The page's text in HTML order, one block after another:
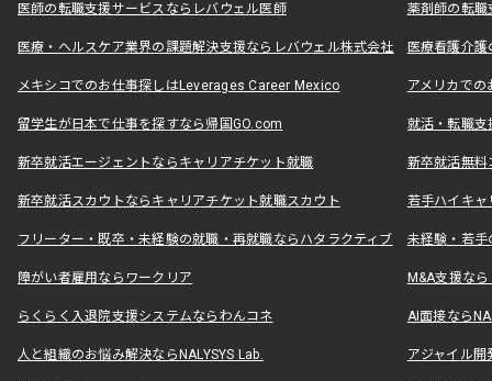
医師の転職支援サービスならレバウェル医師 薬剤師の転
医療・ヘルスケア業界の課題解決支援ならレバウェル株式会社 医療看護介
メキシコでのお仕事探しはLeverages Career Mexico アメリカで
留学生が日本で仕事を探すなら帰国GO.com 就活・転職
新卒就活エージェントならキャリアチケット就職 新卒就活無料
新卒就活スカウトならキャリアチケット就職スカウト 若手ハイキ
フリーター・既卒・未経験の就職・再就職ならハタラクティブ 未経験・若手
障がい者雇用ならワークリア M&A支援な
らくらく入退院支援システムならわんコネ AI面接なら
人と組織のお悩み解決ならNALYSYS Lab. アジャイル